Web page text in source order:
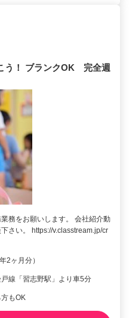
う！ ブランクOK 完全週
務をお願いします。 会社紹介動
さい。 https://v.classtream.jp/cr
2ヶ月分）
線「習志野駅」より車5分
もOK